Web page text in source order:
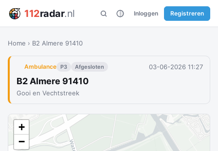
112radar.nl Inloggen Registreren
Home › B2 Almere 91410
Ambulance P3 Afgesloten 03-06-2026 11:27
B2 Almere 91410
Gooi en Vechtstreek
+
−